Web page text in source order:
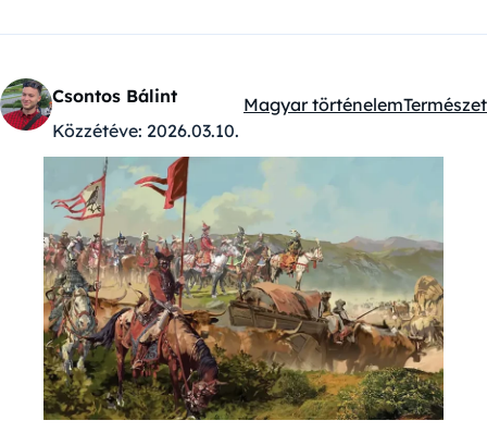
Csontos Bálint
Közzétéve: 2026.03.10.
Kategóriák:
Magyar történelemTermészet